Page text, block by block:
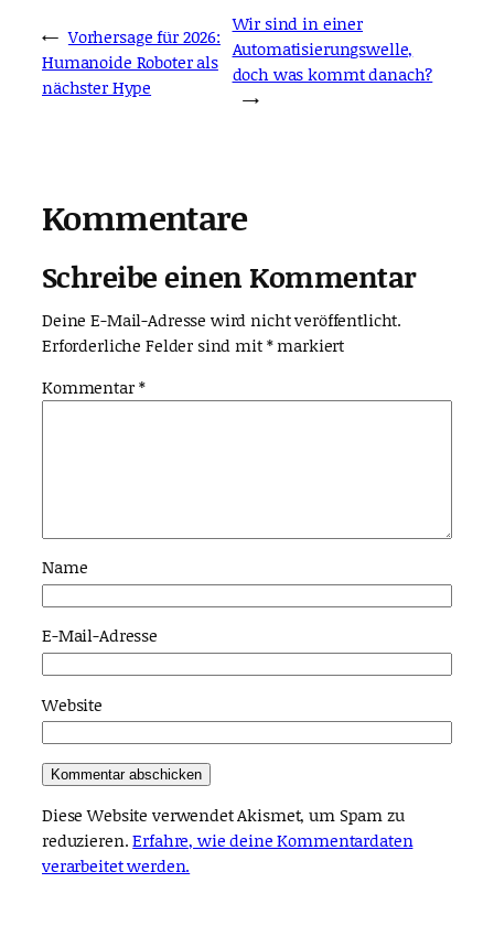
← Vorhersage für 2026:
Humanoide Roboter als
nächster Hype
Wir sind in einer
Automatisierungswelle,
doch was kommt danach?
→
Kommentare
Schreibe einen Kommentar
Deine E-Mail-Adresse wird nicht veröffentlicht.
Erforderliche Felder sind mit*markiert
Kommentar*
Name
E-Mail-Adresse
Website
Diese Website verwendet Akismet, um Spam zu
reduzieren.Erfahre, wie deine Kommentardaten
verarbeitet werden.